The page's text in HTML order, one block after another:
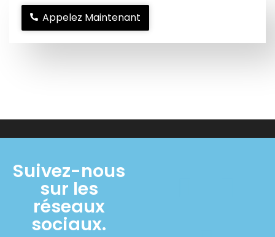
Appelez Maintenant
Suivez-nous
sur les
réseaux
sociaux.